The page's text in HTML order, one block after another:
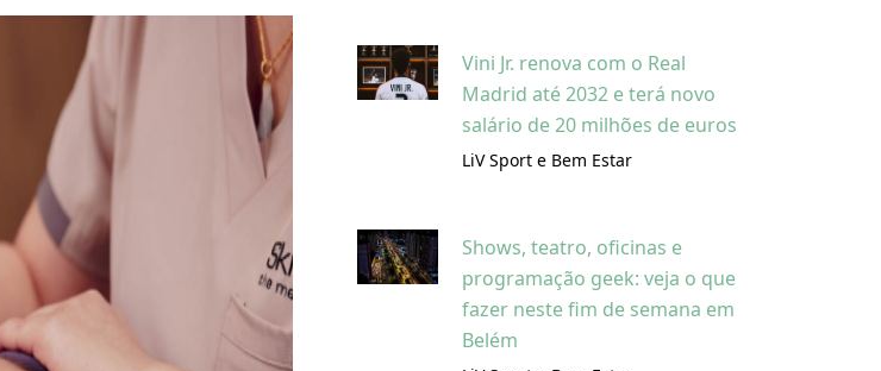
Vini Jr. renova com o Real
Madrid até 2032 e terá novo
salário de 20 milhões de euros
LiV Sport e Bem Estar
Shows, teatro, oficinas e
programação geek: veja o que
fazer neste fim de semana em
Belém